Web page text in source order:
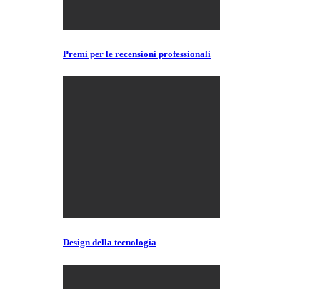
Premi per le recensioni professionali
Design della tecnologia